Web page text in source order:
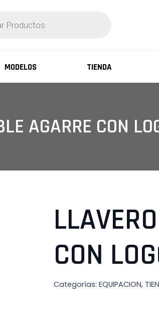
MODELOS TIENDA
AGARRE CON
CON
Categorías: EQUIPACION,